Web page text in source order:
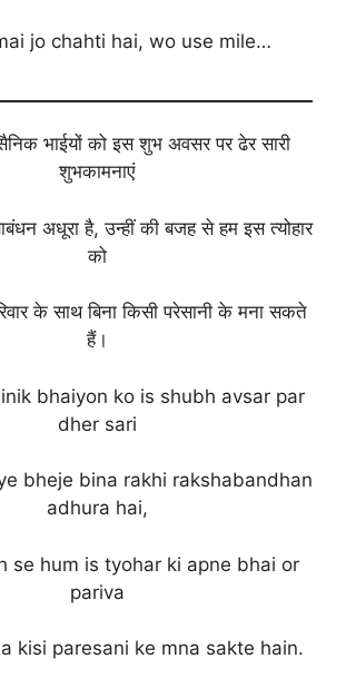
jo chahti hai, wo use mile…
भाईयों को इस शुभ अवसर पर ढेर सारी
शुभकामनाएं
अधूरा है, उन्हीं की बजह से हम इस त्योहार
को
के साथ बिना किसी परेसानी के मना सकते
हैं।
bhaiyon ko is shubh avsar par
dher sari
bheje bina rakhi rakshabandhan
adhura hai,
se hum is tyohar ki apne bhai or
pariva
kisi paresani ke mna sakte hain.